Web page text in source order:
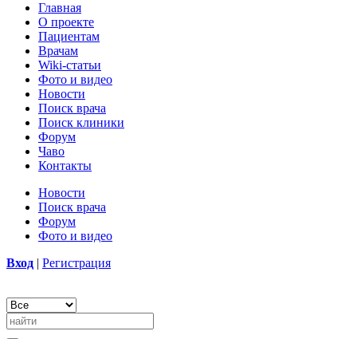
Главная
О проекте
Пациентам
Врачам
Wiki-статьи
Фото и видео
Новости
Поиск врача
Поиск клиники
Форум
Чаво
Контакты
Новости
Поиск врача
Форум
Фото и видео
Вход | Регистрация